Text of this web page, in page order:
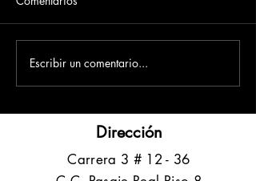
Escribir un comentario...
Dirección
​Carrera 3 # 12 - 36